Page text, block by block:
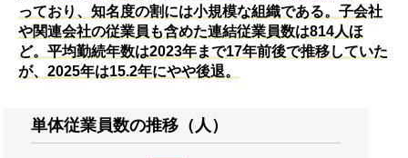
っており、知名度の割には小規模な組織である。子会社
や関連会社の従業員も含めた連結従業員数は814人ほ
ど。平均勤続年数は2023年まで17年前後で推移していた
が、2025年は15.2年にやや後退。
単体従業員数の推移（人）